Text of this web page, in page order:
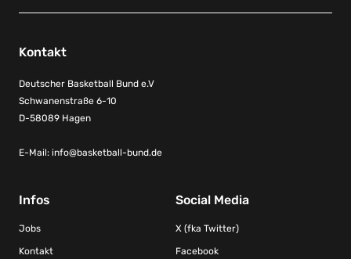
Kontakt
Deutscher Basketball Bund e.V
Schwanenstraße 6-10
D-58089 Hagen
E-Mail: info@basketball-bund.de
Infos
Jobs
Kontakt
Social Media
X (fka Twitter)
Facebook